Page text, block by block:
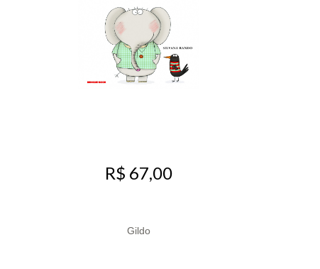
R$ 67,00
Gildo